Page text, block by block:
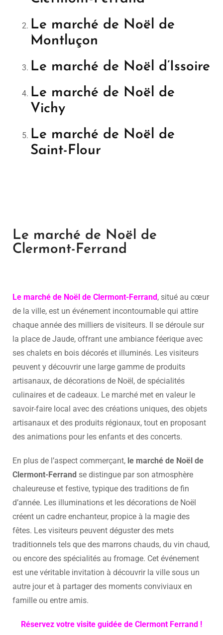
Le marché de Noël de
Montluçon
Le marché de Noël d’Issoire
Le marché de Noël de
Vichy
Le marché de Noël de
Saint-Flour
Le marché de Noël de
Clermont-Ferrand
Le marché de Noël de Clermont-Ferrand , situé au cœur
de la ville, est un événement incontournable qui attire
chaque année des milliers de visiteurs. Il se déroule sur
la place de Jaude, offrant une ambiance féerique avec
ses chalets en bois décorés et illuminés. Les visiteurs
peuvent y découvrir une large gamme de produits
artisanaux, de décorations de Noël, de spécialités
culinaires et de cadeaux. Le marché met en valeur le
savoir-faire local avec des créations uniques, des objets
artisanaux et des produits régionaux, tout en proposant
des animations pour les enfants et des concerts.
En plus de l’aspect commerçant, le marché de Noël de
Clermont-Ferrand se distingue par son atmosphère
chaleureuse et festive, typique des traditions de fin
d’année. Les illuminations et les décorations de Noël
créent un cadre enchanteur, propice à la magie des
fêtes. Les visiteurs peuvent déguster des mets
traditionnels tels que des marrons chauds, du vin chaud,
ou encore des spécialités au fromage. Cet événement
est une véritable invitation à découvrir la ville sous un
autre jour et à partager des moments conviviaux en
famille ou entre amis.
Réservez votre visite guidée de Clermont Ferrand !